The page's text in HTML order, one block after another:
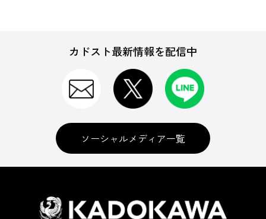
カドスト最新情報を配信中
ソーシャルメディア一覧